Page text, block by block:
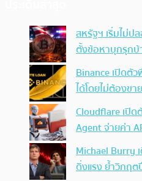
สหรัฐฯ เริ่มไม่
ตั้งข้อหาบุกรุกบ้
Binance เปิดตั
ได้โดยไม่ต้องข
Cloudflare เปิด
Agent จ่ายค่า
Michael Burry
ดิ่งแรง ย้ำวิกฤ